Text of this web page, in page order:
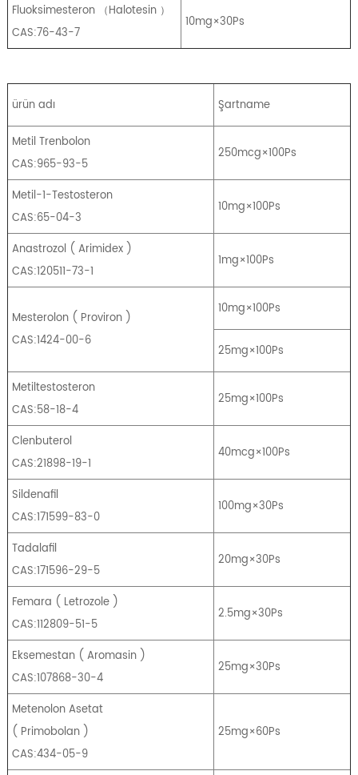
Fluoksimesteron （Halotesin ）
CAS:76-43-7
10mg×30Ps
ürün adı Şartname
Metil Trenbolon
CAS:965-93-5
250mcg×100Ps
Metil-1-Testosteron
CAS:65-04-3
10mg×100Ps
Anastrozol ( Arimidex )
CAS:120511-73-1
1mg×100Ps
Mesterolon ( Proviron )
CAS:1424-00-6
10mg×100Ps
25mg×100Ps
Metiltestosteron
CAS:58-18-4
25mg×100Ps
Clenbuterol
CAS:21898-19-1
40mcg×100Ps
Sildenafil
CAS:171599-83-0
100mg×30Ps
Tadalafil
CAS:171596-29-5
20mg×30Ps
Femara ( Letrozole )
CAS:112809-51-5
2.5mg×30Ps
Eksemestan ( Aromasin )
CAS:107868-30-4
25mg×30Ps
Metenolon Asetat
( Primobolan )
CAS:434-05-9
25mg×60Ps